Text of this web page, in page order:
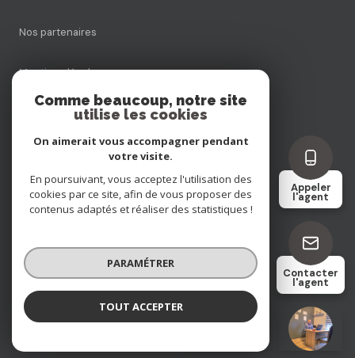
Remi ENTE
Appeler
l'agent
Contacter
l'agent
Nos partenaires
Mentions légales
Cookies
© 2026 | Tous droits réservés
Réalisé par
Comme beaucoup, notre site
utilise les cookies
On aimerait vous accompagner pendant
votre visite.
En poursuivant, vous acceptez l'utilisation des
cookies par ce site, afin de vous proposer des
contenus adaptés et réaliser des statistiques !
PARAMÉTRER
TOUT ACCEPTER